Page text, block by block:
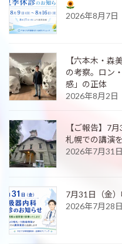
2026年8月7日
【六本木・森
の考察。ロン
感」の正体
2026年8月2日
【ご報告】7
札幌での講演
2026年7月31日
7月31日（金
2026年7月28日